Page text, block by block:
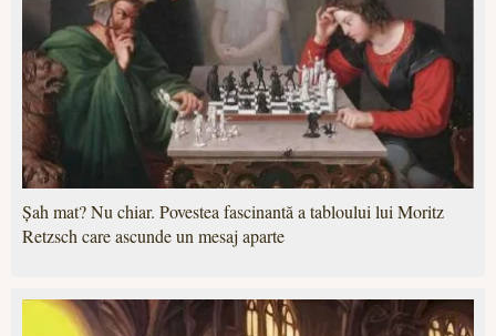
Șah mat? Nu chiar. Povestea fascinantă a tabloului lui Moritz
Retzsch care ascunde un mesaj aparte